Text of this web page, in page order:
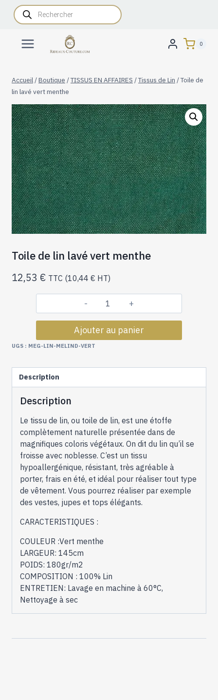
AllerRecherche
de
produits
0
Accueil /Boutique /TISSUS EN AFFAIRES /Tissus de Lin /Toile de
lin lavé vert menthe
Toile de lin lavé vert menthe
12,53 € TTC (10,44 € HT)
quantité
de
Toile
lavé
menthe
Ajouter au panier
UGS : MEG-LIN-MELIND-VERT
Description
Description
Le tissu de lin, ou toile de lin, est une étoffe
complètement naturelle présentée dans de
magnifiques coloris végétaux. On dit du lin qu’il se
froisse avec noblesse. C’est un tissu
hypoallergénique, résistant, très agréable à
porter, frais en été, et idéal pour réaliser tout type
de vêtement. Vous pourrez réaliser par exemple
des vestes, jupes et tops élégants.
CARACTERISTIQUES :
COULEUR :Vert menthe
LARGEUR: 145cm
POIDS: 180gr/m2
COMPOSITION : 100% Lin
ENTRETIEN: Lavage en machine à 60°C,
Nettoyage à sec